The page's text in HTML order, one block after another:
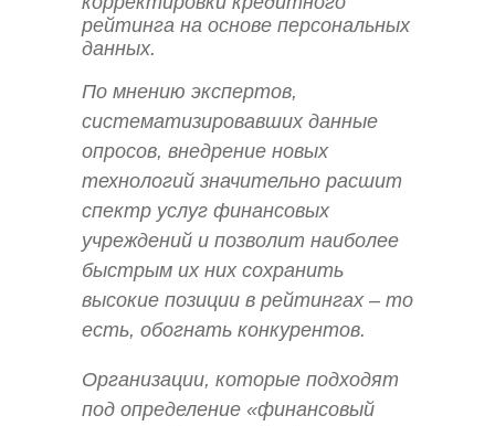
рейтинга на основе персональных
данных.
По мнению экспертов,
систематизировавших данные
опросов, внедрение новых
технологий значительно расшит
спектр услуг финансовых
учреждений и позволит наиболее
быстрым их них сохранить
высокие позиции в рейтингах – то
есть, обогнать конкурентов.
Организации, которые подходят
под определение «финансовый